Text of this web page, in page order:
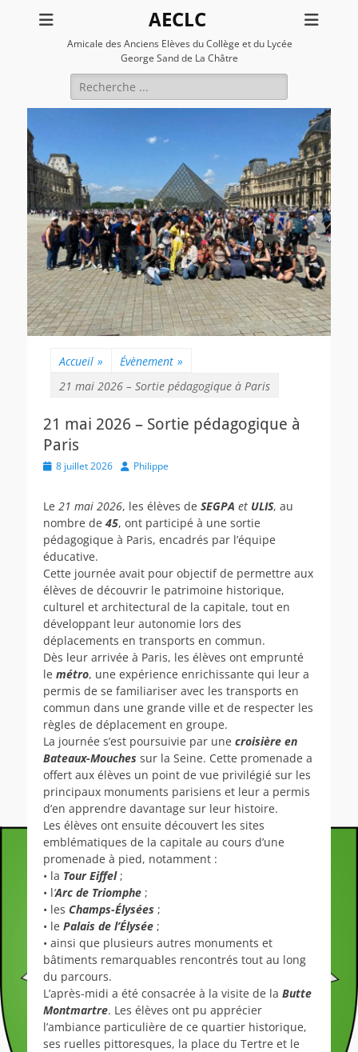
AECLC
Amicale des Anciens Elèves du Collège et du Lycée
George Sand de La Châtre
Rechercher :
Accueil » Évènement »
21 mai 2026 – Sortie pédagogique à Paris
21 mai 2026 – Sortie pédagogique à
Paris
Posted8 juillet 2026 AuthorPhilippe
Le 21 mai 2026, les élèves de SEGPA et ULIS, au
nombre de 45, ont participé à une sortie
pédagogique à Paris, encadrés par l’équipe
éducative.
Cette journée avait pour objectif de permettre aux
élèves de découvrir le patrimoine historique,
culturel et architectural de la capitale, tout en
développant leur autonomie lors des
déplacements en transports en commun.
Dès leur arrivée à Paris, les élèves ont emprunté
le métro, une expérience enrichissante qui leur a
permis de se familiariser avec les transports en
commun dans une grande ville et de respecter les
règles de déplacement en groupe.
La journée s’est poursuivie par une croisière en
Bateaux-Mouches sur la Seine. Cette promenade a
offert aux élèves un point de vue privilégié sur les
principaux monuments parisiens et leur a permis
d’en apprendre davantage sur leur histoire.
Les élèves ont ensuite découvert les sites
emblématiques de la capitale au cours d’une
promenade à pied, notamment :
• la Tour Eiffel;
• l‘Arc de Triomphe ;
• les Champs-Élysées ;
• le Palais de l’Élysée ;
• ainsi que plusieurs autres monuments et
bâtiments remarquables rencontrés tout au long
du parcours.
L’après-midi a été consacrée à la visite de la Butte
Montmartre. Les élèves ont pu apprécier
l’ambiance particulière de ce quartier historique,
ses ruelles pittoresques, la place du Tertre et le